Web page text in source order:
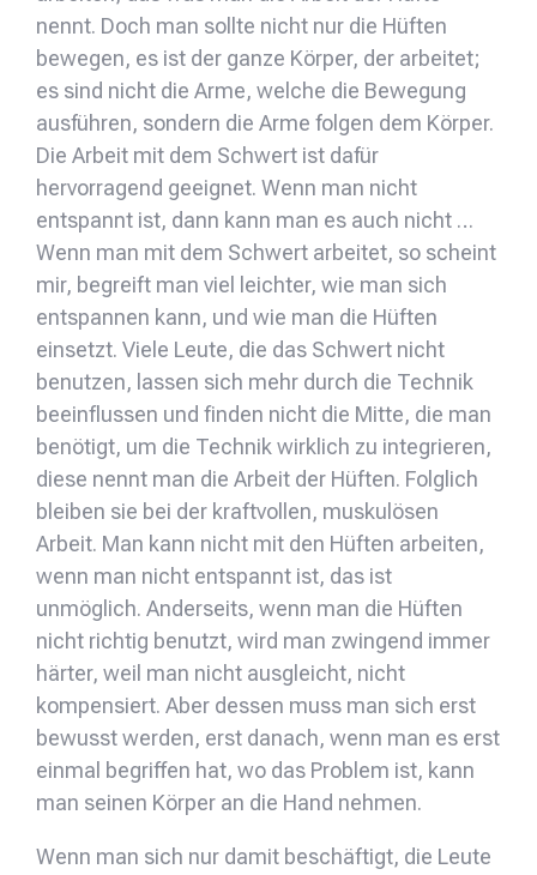
nennt. Doch man sollte nicht nur die Hüften
bewegen, es ist der ganze Körper, der arbeitet;
es sind nicht die Arme, welche die Bewegung
ausführen, sondern die Arme folgen dem Körper.
Die Arbeit mit dem Schwert ist dafür
hervorragend geeignet. Wenn man nicht
entspannt ist, dann kann man es auch nicht …
Wenn man mit dem Schwert arbeitet, so scheint
mir, begreift man viel leichter, wie man sich
entspannen kann, und wie man die Hüften
einsetzt. Viele Leute, die das Schwert nicht
benutzen, lassen sich mehr durch die Technik
beeinflussen und finden nicht die Mitte, die man
benötigt, um die Technik wirklich zu integrieren,
diese nennt man die Arbeit der Hüften. Folglich
bleiben sie bei der kraftvollen, muskulösen
Arbeit. Man kann nicht mit den Hüften arbeiten,
wenn man nicht entspannt ist, das ist
unmöglich. Anderseits, wenn man die Hüften
nicht richtig benutzt, wird man zwingend immer
härter, weil man nicht ausgleicht, nicht
kompensiert. Aber dessen muss man sich erst
bewusst werden, erst danach, wenn man es erst
einmal begriffen hat, wo das Problem ist, kann
man seinen Körper an die Hand nehmen.
Wenn man sich nur damit beschäftigt, die Leute